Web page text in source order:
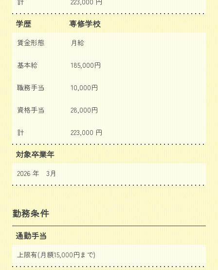
学歴 専修学校
賃金形態 月給
基本給 185,000円
職務手当 10,000円
資格手当 28,000円
計 223,000 円
対象卒業年
2026 年 3月
勤務条件
通勤手当
上限有(月額15,000円まで)